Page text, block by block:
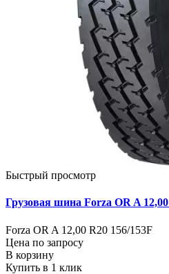
Быстрый просмотр
Грузовая шина Forza OR A
Forza OR A 12,00 R20 156/153F
Цена по запросу
В корзину
Купить в 1 клик